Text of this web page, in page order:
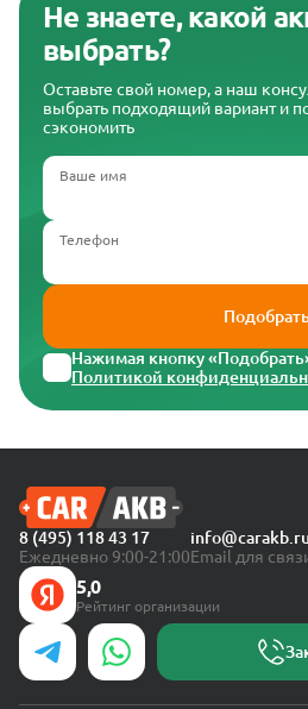
Не знаете, какой
выбрать?
Оставьте свой номер, а наш
выбрать подходящий вариант и
сэкономить
Ваше имя
Телефон
Нажимая кнопку
Политикой
8 (495) 118 43 17
Ежедневно 9:00-21:00
info@carakb.ru
Email для
5,0
Рейтинг организации